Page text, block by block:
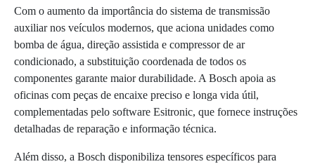
Com o aumento da importância do sistema de transmissão
auxiliar nos veículos modernos, que aciona unidades como
bomba de água, direção assistida e compressor de ar
condicionado, a substituição coordenada de todos os
componentes garante maior durabilidade. A Bosch apoia as
oficinas com peças de encaixe preciso e longa vida útil,
complementadas pelo software Esitronic, que fornece instruções
detalhadas de reparação e informação técnica.
Além disso, a Bosch disponibiliza tensores específicos para